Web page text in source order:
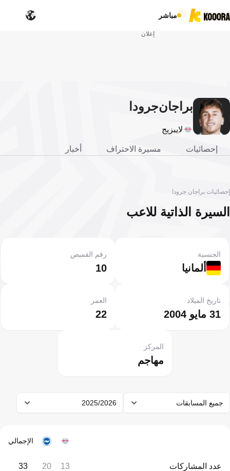
مباشر
إعلان
براجانجرودا
لايبزيج
إحصائيات مسيرة الاحتراف أخبار
إحصائيات براجان جرودا
السيرة الذاتية للاعب
ألمانيا
الجنسية
10
رقم القميص
31 مايو 2004
تاريخ الميلاد
22
العمر
مهاجم
المركز
جميع المسابقات 2025/2026
الإجمالي
عدد المشاركات 13
20
33